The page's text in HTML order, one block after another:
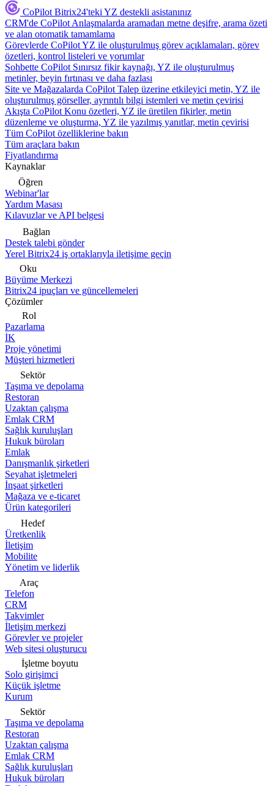
CoPilot Bitrix24'teki YZ destekli asistanınız
CRM'de CoPilot Anlaşmalarda aramadan metne deşifre, arama özeti
ve alan otomatik tamamlama
Görevlerde CoPilotYZ ile oluşturulmuş görev açıklamaları, görev
özetleri, kontrol listeleri ve yorumlar
Sohbette CoPilot Sınırsız fikir kaynağı, YZ ile oluşturulmuş
metinler, beyin fırtınası ve daha fazlası
Site ve Mağazalarda CoPilot Talep üzerine etkileyici metin, YZ ile
oluşturulmuş görseller, ayrıntılı bilgi istemleri ve metin çevirisi
Akışta CoPilot Konu özetleri, YZ ile üretilen fikirler, metin
düzenleme ve oluşturma, YZ ile yazılmış yanıtlar, metin çevirisi
Tüm CoPilot özelliklerine bakın
Tüm araçlara bakın
Fiyatlandırma
Kaynaklar
Öğren
Webinar'lar
Yardım Masası
Kılavuzlar ve API belgesi
Bağlan
Destek talebi gönder
Yerel Bitrix24 iş ortaklarıyla iletişime geçin
Oku
Büyüme Merkezi
Bitrix24 ipuçları ve güncellemeleri
Çözümler
Rol
Pazarlama
İK
Proje yönetimi
Müşteri hizmetleri
Sektör
Taşıma ve depolama
Restoran
Uzaktan çalışma
Emlak CRM
Sağlık kuruluşları
Hukuk büroları
Emlak
Danışmanlık şirketleri
Seyahat işletmeleri
İnşaat şirketleri
Mağaza ve e-ticaret
Ürün kategorileri
Hedef
Üretkenlik
İletişim
Mobilite
Yönetim ve liderlik
Araç
Telefon
CRM
Takvimler
İletişim merkezi
Görevler ve projeler
Web sitesi oluşturucu
İşletme boyutu
Solo girişimci
Küçük işletme
Kurum
Sektör
Taşıma ve depolama
Restoran
Uzaktan çalışma
Emlak CRM
Sağlık kuruluşları
Hukuk büroları